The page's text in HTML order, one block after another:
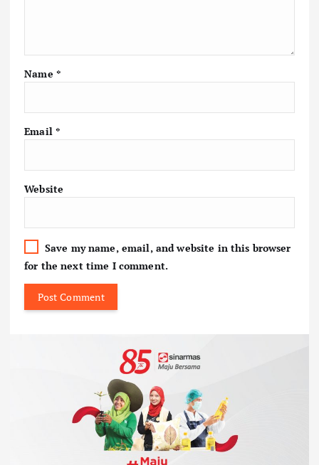
Name *
Email *
Website
Save my name, email, and website in this browser
for the next time I comment.